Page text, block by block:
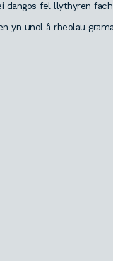
dangos fel llythyren
yn unol â rheolau